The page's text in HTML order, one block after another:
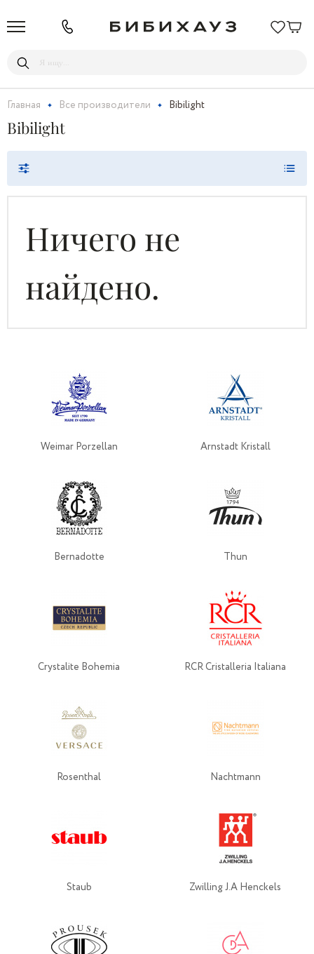
Главная Все производители Bibilight
Bibilight
Ничего не
найдено.
Weimar Porzellan Arnstadt Kristall
Bernadotte Thun
Crystalite Bohemia RCR Cristalleria Italiana
Rosenthal Nachtmann
Staub Zwilling J.A Henckels